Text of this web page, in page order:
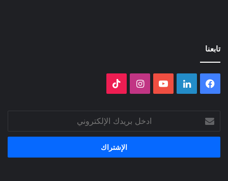
تابعنا
فيسبوك لينكدإن ‫YouTubeانستقرام
بريدك
الإلكتروني